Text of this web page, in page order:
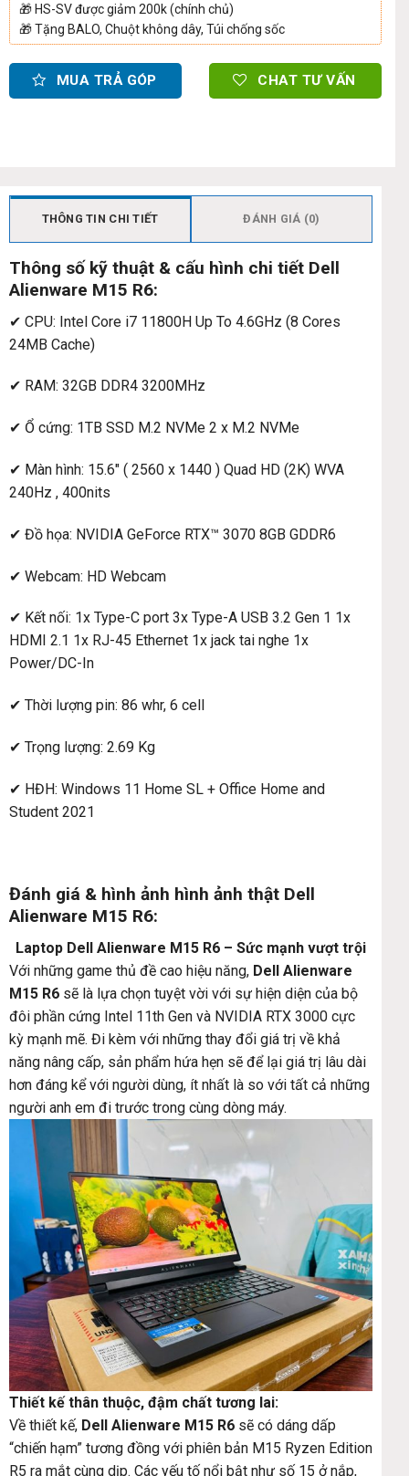
🎁 HS-SV được giảm 200k (chính chủ)
🎁Tặng BALO, Chuột không dây, Túi chống sốc
MUA TRẢ GÓP CHAT TƯ VẤN
THÔNG TIN CHI TIẾT ĐÁNH GIÁ (0)
Thông số kỹ thuật & cấu hình chi tiết Dell
Alienware M15 R6:
✔ CPU: Intel Core i7 11800H Up To 4.6GHz (8 Cores
24MB Cache)
✔ RAM: 32GB DDR4 3200MHz
✔ Ổ cứng: 1TB SSD M.2 NVMe 2 x M.2 NVMe
✔ Màn hình: 15.6″ ( 2560 x 1440 ) Quad HD (2K) WVA
240Hz , 400nits
✔ Đồ họa: NVIDIA GeForce RTX™ 3070 8GB GDDR6
✔ Webcam: HD Webcam
✔ Kết nối: 1x Type-C port 3x Type-A USB 3.2 Gen 1 1x
HDMI 2.1 1x RJ-45 Ethernet 1x jack tai nghe 1x
Power/DC-In
✔ Thời lượng pin: 86 whr, 6 cell
✔ Trọng lượng: 2.69 Kg
✔ HĐH: Windows 11 Home SL + Office Home and
Student 2021
Đánh giá & hình ảnh hình ảnh thật Dell
Alienware M15 R6:
Laptop Dell Alienware M15 R6 – Sức mạnh vượt trội
Với những game thủ đề cao hiệu năng, Dell Alienware
M15 R6 sẽ là lựa chọn tuyệt vời với sự hiện diện của bộ
đôi phần cứng Intel 11th Gen và NVIDIA RTX 3000 cực
kỳ mạnh mẽ. Đi kèm với những thay đổi giá trị về khả
năng nâng cấp, sản phẩm hứa hẹn sẽ để lại giá trị lâu dài
hơn đáng kể với người dùng, ít nhất là so với tất cả những
người anh em đi trước trong cùng dòng máy.
Thiết kế thân thuộc, đậm chất tương lai:
Về thiết kế, Dell Alienware M15 R6 sẽ có dáng dấp
“chiến hạm” tương đồng với phiên bản M15 Ryzen Edition
R5 ra mắt cùng dịp. Các yếu tố nổi bật như số 15 ở nắp,